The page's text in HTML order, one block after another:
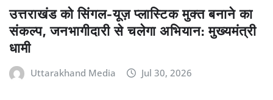
उत्तराखंड को सिंगल-यूज़ प्लास्टिक मुक्त बनाने का
संकल्प, जनभागीदारी से चलेगा अभियान: मुख्यमंत्री
धामी
Uttarakhand Media Jul 30, 2026